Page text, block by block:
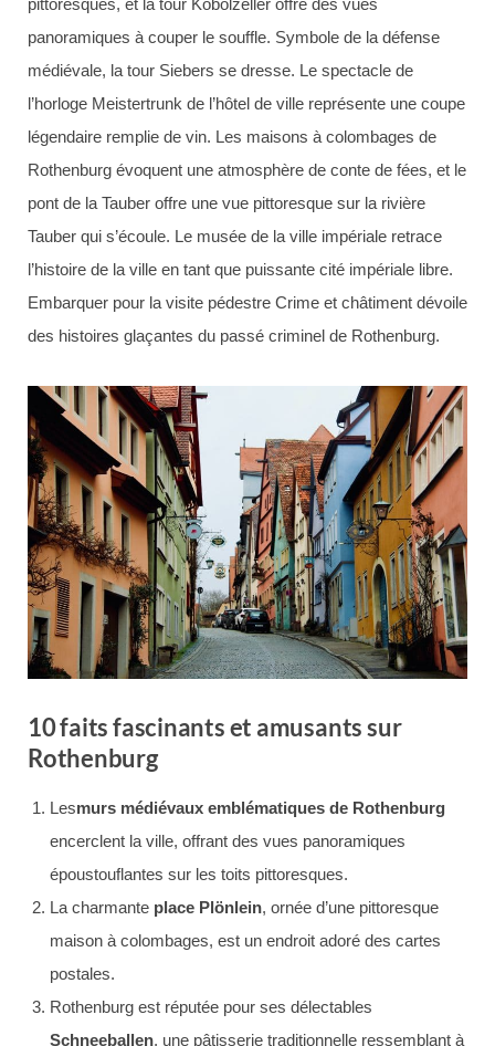
pittoresques, et la tour Kobolzeller offre des vues
panoramiques à couper le souffle. Symbole de la défense
médiévale, la tour Siebers se dresse. Le spectacle de
l’horloge Meistertrunk de l’hôtel de ville représente une coupe
légendaire remplie de vin. Les maisons à colombages de
Rothenburg évoquent une atmosphère de conte de fées, et le
pont de la Tauber offre une vue pittoresque sur la rivière
Tauber qui s’écoule. Le musée de la ville impériale retrace
l’histoire de la ville en tant que puissante cité impériale libre.
Embarquer pour la visite pédestre Crime et châtiment dévoile
des histoires glaçantes du passé criminel de Rothenburg.
10 faits fascinants et amusants sur
Rothenburg
Lesmurs médiévaux emblématiques de Rothenburg
encerclent la ville, offrant des vues panoramiques
époustouflantes sur les toits pittoresques.
La charmante place Plönlein, ornée d’une pittoresque
maison à colombages, est un endroit adoré des cartes
postales.
Rothenburg est réputée pour ses délectables
Schneeballen, une pâtisserie traditionnelle ressemblant à